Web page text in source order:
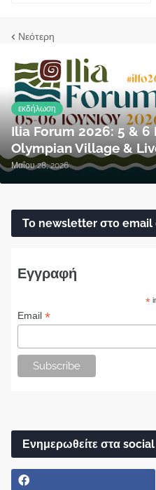
Νεότερη
εκδήλωση
Ilia Forum 2026: 5 & 6
Olympian Village &
Μαΐου 28, 2026
Το newsletter στο email
Εγγραφή
*
Email *
Ενημερωθείτε στα